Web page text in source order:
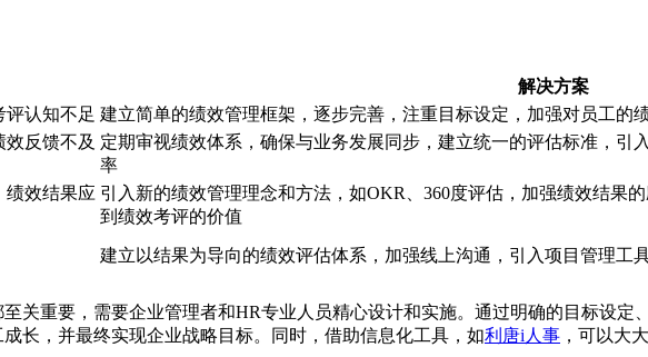
解决方案
认知不足 建立简单的绩效管理框架，逐步完善，注重目标设定，加强对员工的
反馈不及 定期审视绩效体系，确保与业务发展同步，建立统一的评估标准，引
率
绩效结果应 引入新的绩效管理理念和方法，如OKR、360度评估，加强绩效结果
到绩效考评的价值
建立以结果为导向的绩效评估体系，加强线上沟通，引入项目管理工
关重要，需要企业管理者和HR专业人员精心设计和实施。通过明确的目标设定
长，并最终实现企业战略目标。同时，借助信息化工具，如利唐i人事 ，可以大